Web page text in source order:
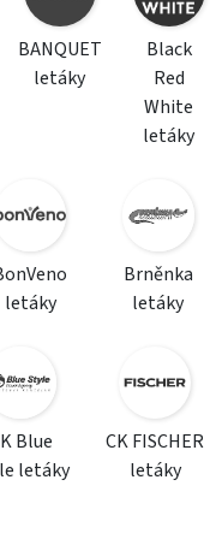
BANQUET
letáky
Black
Red
White
letáky
letáky
Brněnka
letáky
Blue
letáky
CK FISCHER
letáky